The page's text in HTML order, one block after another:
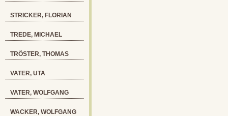
STRICKER, FLORIAN
TREDE, MICHAEL
TRÖSTER, THOMAS
VATER, UTA
VATER, WOLFGANG
WACKER, WOLFGANG